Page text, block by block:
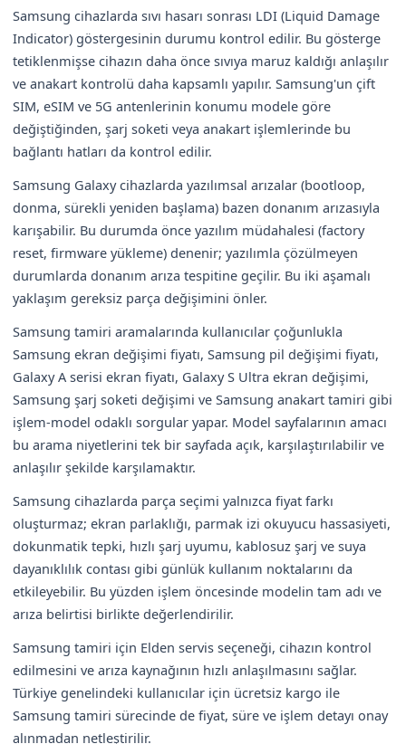
Samsung cihazlarda sıvı hasarı sonrası LDI (Liquid Damage
Indicator) göstergesinin durumu kontrol edilir. Bu gösterge
tetiklenmişse cihazın daha önce sıvıya maruz kaldığı anlaşılır
ve anakart kontrolü daha kapsamlı yapılır. Samsung'un çift
SIM, eSIM ve 5G antenlerinin konumu modele göre
değiştiğinden, şarj soketi veya anakart işlemlerinde bu
bağlantı hatları da kontrol edilir.
Samsung Galaxy cihazlarda yazılımsal arızalar (bootloop,
donma, sürekli yeniden başlama) bazen donanım arızasıyla
karışabilir. Bu durumda önce yazılım müdahalesi (factory
reset, firmware yükleme) denenir; yazılımla çözülmeyen
durumlarda donanım arıza tespitine geçilir. Bu iki aşamalı
yaklaşım gereksiz parça değişimini önler.
Samsung tamiri aramalarında kullanıcılar çoğunlukla
Samsung ekran değişimi fiyatı, Samsung pil değişimi fiyatı,
Galaxy A serisi ekran fiyatı, Galaxy S Ultra ekran değişimi,
Samsung şarj soketi değişimi ve Samsung anakart tamiri gibi
işlem-model odaklı sorgular yapar. Model sayfalarının amacı
bu arama niyetlerini tek bir sayfada açık, karşılaştırılabilir ve
anlaşılır şekilde karşılamaktır.
Samsung cihazlarda parça seçimi yalnızca fiyat farkı
oluşturmaz; ekran parlaklığı, parmak izi okuyucu hassasiyeti,
dokunmatik tepki, hızlı şarj uyumu, kablosuz şarj ve suya
dayanıklılık contası gibi günlük kullanım noktalarını da
etkileyebilir. Bu yüzden işlem öncesinde modelin tam adı ve
arıza belirtisi birlikte değerlendirilir.
Samsung tamiri için Elden servis seçeneği, cihazın kontrol
edilmesini ve arıza kaynağının hızlı anlaşılmasını sağlar.
Türkiye genelindeki kullanıcılar için ücretsiz kargo ile
Samsung tamiri sürecinde de fiyat, süre ve işlem detayı onay
alınmadan netleştirilir.